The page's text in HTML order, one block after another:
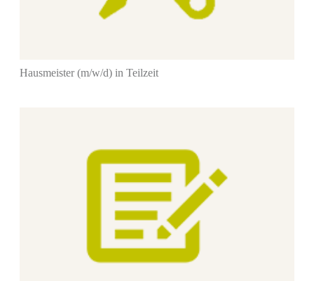
Hausmeister (m/w/d) in Teilzeit